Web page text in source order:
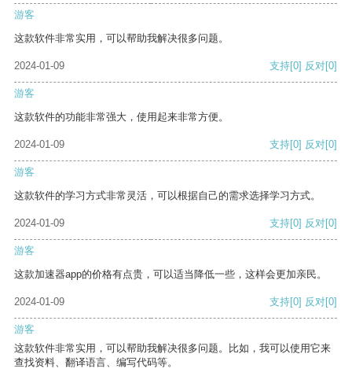
游客
这款软件非常实用，可以帮助我解决很多问题。
2024-01-09 支持[0] 反对[0]
游客
这款软件的功能非常强大，使用起来非常方便。
2024-01-09 支持[0] 反对[0]
游客
这款软件的学习方式非常灵活，可以根据自己的需求选择学习方式。
2024-01-09 支持[0] 反对[0]
游客
这款加速器app的价格有点贵，可以适当降低一些，这样会更加亲民。
2024-01-09 支持[0] 反对[0]
游客
这款软件非常实用，可以帮助我解决很多问题。比如，我可以使用它来
查找资料、翻译语言、编写代码等。